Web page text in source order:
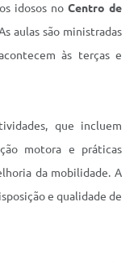
idosos noCentro de
aulas são ministradas
às terças e
que incluem
motora e práticas
da mobilidade. A
e qualidade de